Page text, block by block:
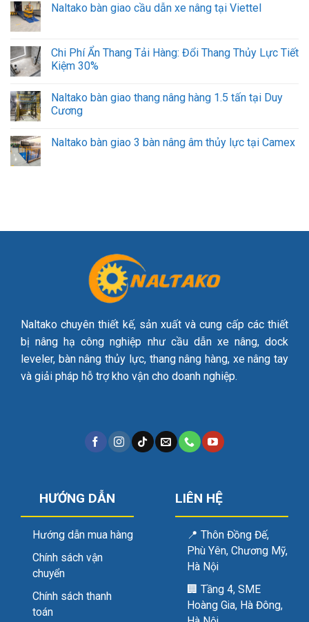
Naltako bàn giao cầu dẫn xe nâng tại Viettel
Chi Phí Ẩn Thang Tải Hàng: Đổi Thang Thủy Lực Tiết
Kiệm 30%
Naltako bàn giao thang nâng hàng 1.5 tấn tại Duy
Cương
Naltako bàn giao 3 bàn nâng âm thủy lực tại Camex
Naltako chuyên thiết kế, sản xuất và cung cấp các thiết
bị nâng hạ công nghiệp như cầu dẫn xe nâng, dock
leveler, bàn nâng thủy lực, thang nâng hàng, xe nâng tay
và giải pháp hỗ trợ kho vận cho doanh nghiệp.
HƯỚNG DẪN
Hướng dẫn mua hàng
Chính sách vận
chuyển
Chính sách thanh
toán
LIÊN HỆ
📍 Thôn Đồng Đế,
Phù Yên, Chương Mỹ,
Hà Nội
🏢 Tầng 4, SME
Hoàng Gia, Hà Đông,